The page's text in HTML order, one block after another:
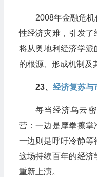
2008年金融危
性经济灾难，引发了
将从奥地利经济学
的根源、形成机制及
23、​ 经济复苏与
每当经济乌云
营：一边是摩拳擦
一边则是呼吁冷静等
这场持续百年的经
重新上演。